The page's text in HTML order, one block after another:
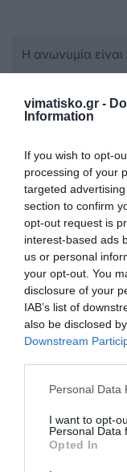
vimatisko.gr -
Information
If you wish to opt-
processing of your
targeted
section to confirm
opt-out request is
interest-based ads
us or personal
your opt-out. You
disclosure of your
IAB’s list of
also be disclosed
Downstream
Personal Data
I want to opt-
Personal Data
Opted In
Η ανωνυμία
Σχόλια 4
27/06 -
απορια
γιατι δε
ακαθαριστο
26/06 -
Χμμμμ
TK18
26/06 -